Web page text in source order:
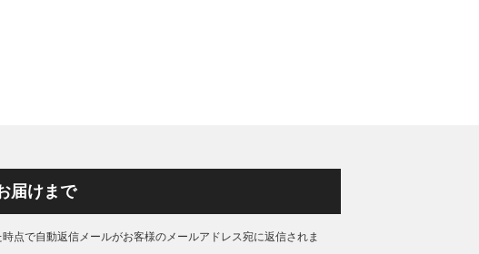
届けまで
点で自動返信メールがお客様のメールアドレス宛に返信されま